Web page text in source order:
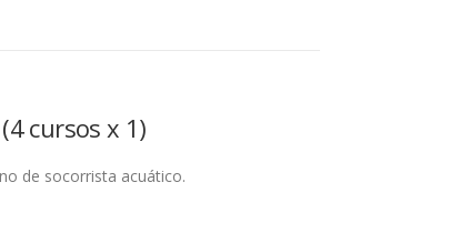
cursos x 1)
de socorrista acuático.